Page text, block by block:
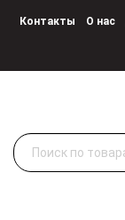
Контакты О нас
Искать: